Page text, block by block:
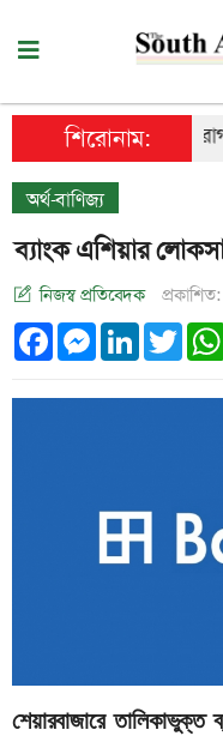
শিরোনাম:
অর্থ-বাণিজ্য
ব্যাংক এশিয়ার
নিজস্ব প্রতিবেদক
FacebookMessenger
LinkedIn
শেয়ারবাজারে তালিকাভুক্ত